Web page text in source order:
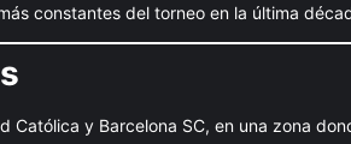
constantes del torneo en la última
Católica y Barcelona SC, en una zona